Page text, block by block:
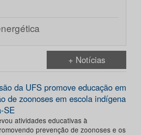
+ Notícias
da UFS promove educação em
de zoonoses em escola indígena
SE
atividades educativas à
prevenção de zoonoses e os